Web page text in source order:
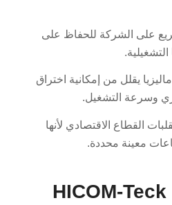
على الشركة للحفاظ على
يقلل من إمكانية اختراق
وسرعة التشغيل.
القطاع الاقتصادي لأنها
معينة محددة.